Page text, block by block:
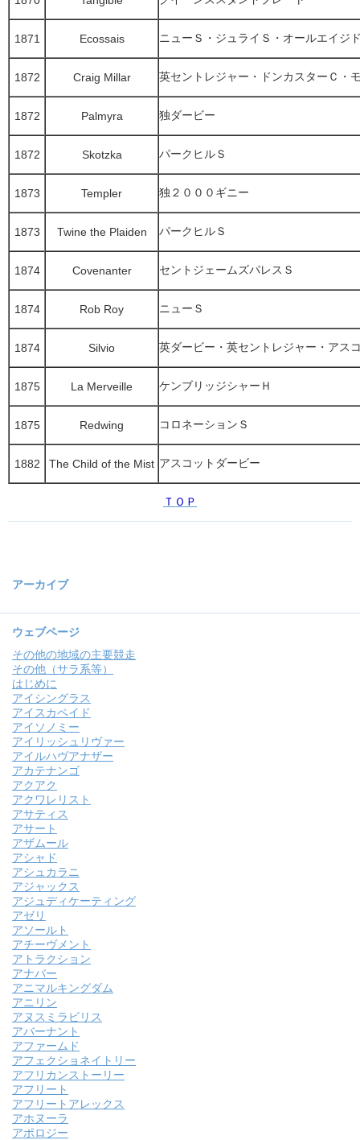
1871 Ecossais ニューＳ・ジュライＳ・オールエイジ
1872 Craig Millar 英セントレジャー・ドンカスターＣ・
1872 Palmyra 独ダービー
1872 Skotzka パークヒルＳ
1873 Templer 独２０００ギニー
1873 Twine the Plaiden パークヒルＳ
1874 Covenanter セントジェームズパレスＳ
1874 Rob Roy ニューＳ
1874 Silvio 英ダービー・英セントレジャー・アス
1875 La Merveille ケンブリッジシャーＨ
1875 Redwing コロネーションＳ
1882 The Child of the Mist アスコットダービー
ＴＯＰ
アーカイブ
ウェブページ
その他の地域の主要競走
その他（サラ系等）
はじめに
アイシングラス
アイスカペイド
アイソノミー
アイリッシュリヴァー
アイルハヴアナザー
アカテナンゴ
アクアク
アクワレリスト
アサティス
アサート
アザムール
アシャド
アシュカラニ
アジャックス
アジュディケーティング
アゼリ
アソールト
アチーヴメント
アトラクション
アナバー
アニマルキングダム
アニリン
アヌスミラビリス
アバーナント
アファームド
アフェクショネイトリー
アフリカンストーリー
アフリート
アフリートアレックス
アホヌーラ
アポロジー